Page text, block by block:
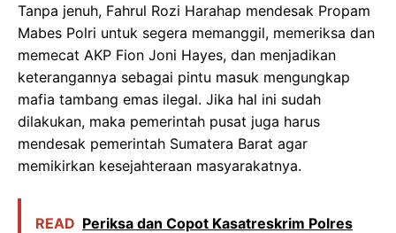
‎Tanpa jenuh, Fahrul Rozi Harahap mendesak Propam
Mabes Polri untuk segera memanggil, memeriksa dan
memecat AKP Fion Joni Hayes, dan menjadikan
keterangannya sebagai pintu masuk mengungkap
mafia tambang emas ilegal. Jika hal ini sudah
dilakukan, maka pemerintah pusat juga harus
mendesak pemerintah Sumatera Barat agar
memikirkan kesejahteraan masyarakatnya.
READ ‎Periksa dan Copot Kasatreskrim Polres